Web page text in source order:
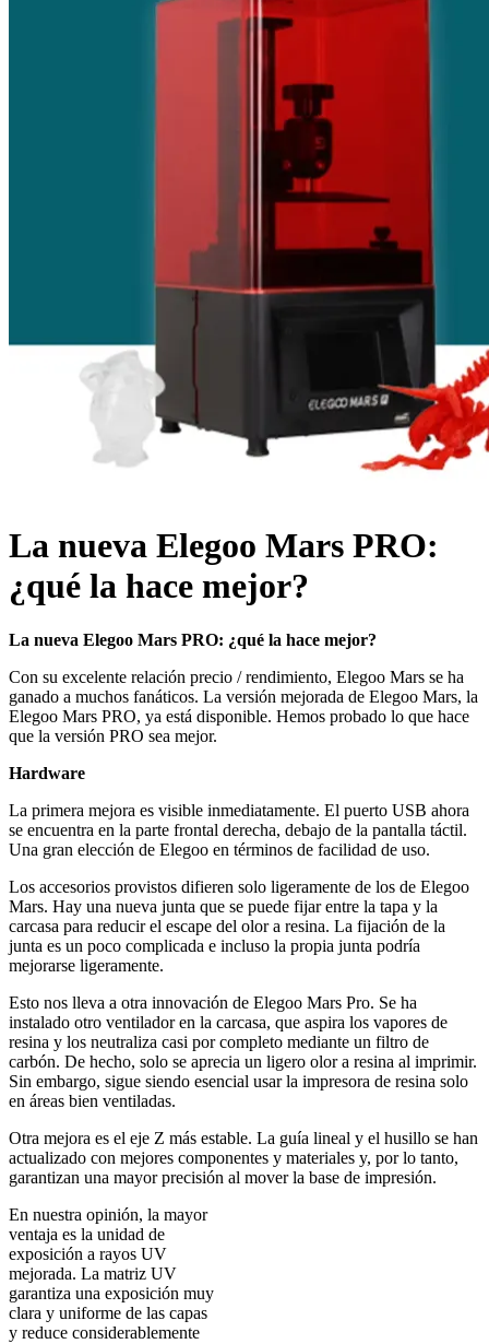
La nueva Elegoo Mars PRO:
¿qué la hace mejor?
La nueva Elegoo Mars PRO: ¿qué la hace mejor?
Con su excelente relación precio / rendimiento, Elegoo Mars se ha
ganado a muchos fanáticos. La versión mejorada de Elegoo Mars, la
Elegoo Mars PRO, ya está disponible. Hemos probado lo que hace
que la versión PRO sea mejor.
Hardware
La primera mejora es visible inmediatamente. El puerto USB ahora
se encuentra en la parte frontal derecha, debajo de la pantalla táctil.
Una gran elección de Elegoo en términos de facilidad de uso.
Los accesorios provistos difieren solo ligeramente de los de Elegoo
Mars. Hay una nueva junta que se puede fijar entre la tapa y la
carcasa para reducir el escape del olor a resina. La fijación de la
junta es un poco complicada e incluso la propia junta podría
mejorarse ligeramente.
Esto nos lleva a otra innovación de Elegoo Mars Pro. Se ha
instalado otro ventilador en la carcasa, que aspira los vapores de
resina y los neutraliza casi por completo mediante un filtro de
carbón. De hecho, solo se aprecia un ligero olor a resina al imprimir.
Sin embargo, sigue siendo esencial usar la impresora de resina solo
en áreas bien ventiladas.
Otra mejora es el eje Z más estable. La guía lineal y el husillo se han
actualizado con mejores componentes y materiales y, por lo tanto,
garantizan una mayor precisión al mover la base de impresión.
En nuestra opinión, la mayor
ventaja es la unidad de
exposición a rayos UV
mejorada. La matriz UV
garantiza una exposición muy
clara y uniforme de las capas
y reduce considerablemente